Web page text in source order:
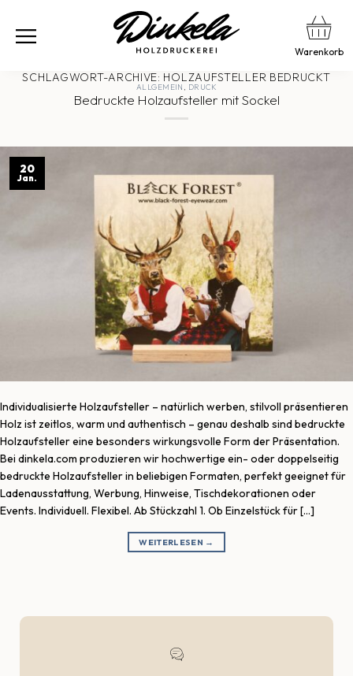
Warenkorb
SCHLAGWORT-ARCHIVE: HOLZAUFSTELLER BEDRUCKT
ALLGEMEIN , DRUCK
Bedruckte Holzaufsteller mit Sockel
20
Jan.
Individualisierte Holzaufsteller – natürlich werben, stilvoll präsentieren
Holz ist zeitlos, warm und authentisch – genau deshalb sind bedruckte
Holzaufsteller eine besonders wirkungsvolle Form der Präsentation.
Bei dinkela.com produzieren wir hochwertige ein- oder doppelseitig
bedruckte Holzaufsteller in beliebigen Formaten, perfekt geeignet für
Ladenausstattung, Werbung, Hinweise, Tischdekorationen oder
Events. Individuell. Flexibel. Ab Stückzahl 1. Ob Einzelstück für […]
WEITERLESEN →